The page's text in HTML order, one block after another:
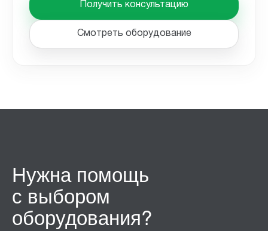
Получить консультацию
Смотреть оборудование
Нужна помощь
с выбором
оборудования?